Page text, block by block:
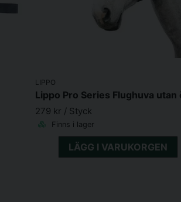
LIPPO
279 kr / Styck
Finns i lager
LÄGG I VARUKORGEN